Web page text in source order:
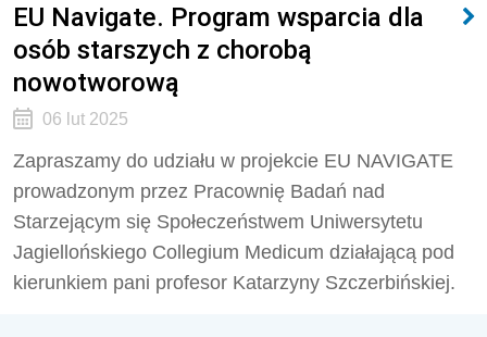
EU Navigate. Program wsparcia dla
osób starszych z chorobą
nowotworową
06 lut 2025
Zapraszamy do udziału w projekcie EU NAVIGATE
prowadzonym przez Pracownię Badań nad
Starzejącym się Społeczeństwem Uniwersytetu
Jagiellońskiego Collegium Medicum działającą pod
kierunkiem pani profesor Katarzyny Szczerbińskiej.